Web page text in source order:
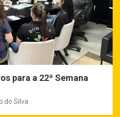
para a 22ª Semana
do Silva